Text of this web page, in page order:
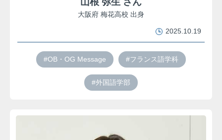
大阪府 梅花高校 出身
2025.10.19
#OB・OG Message #フランス語学科
#外国語学部